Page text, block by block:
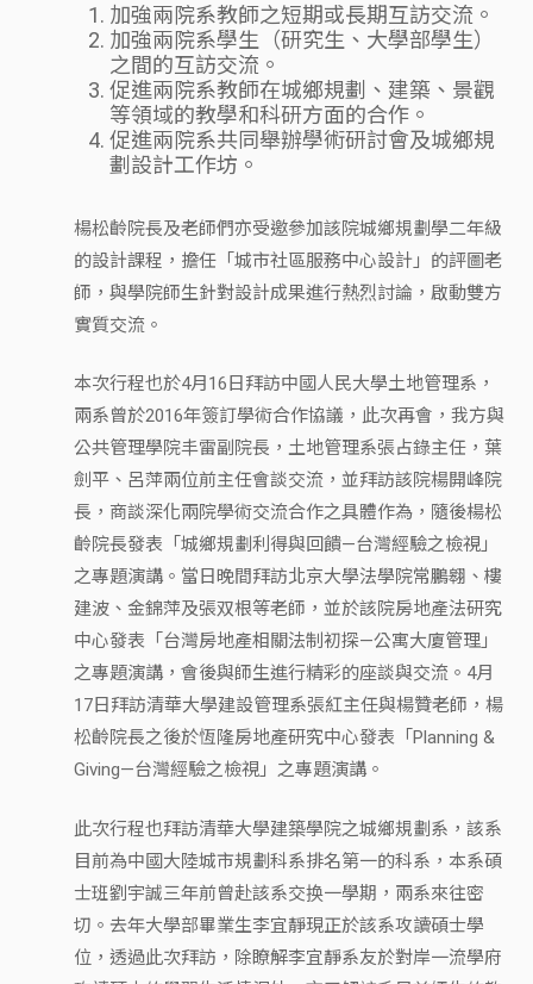
加強兩院系教師之短期或長期互訪交流。
加強兩院系學生（研究生、大學部學生）
之間的互訪交流。
促進兩院系教師在城鄉規劃、建築、景觀
等領域的教學和科研方面的合作。
促進兩院系共同舉辦學術研討會及城鄉規
劃設計工作坊。
楊松齡院長及老師們亦受邀參加該院城鄉規劃學二年級
的設計課程，擔任「城市社區服務中心設計」的評圖老
師，與學院師生針對設計成果進行熱烈討論，啟動雙方
實質交流。
本次行程也於4月16日拜訪中國人民大學土地管理系，
兩系曾於2016年簽訂學術合作協議，此次再會，我方與
公共管理學院丰雷副院長，土地管理系張占錄主任，葉
劍平、呂萍兩位前主任會談交流，並拜訪該院楊開峰院
長，商談深化兩院學術交流合作之具體作為，隨後楊松
齡院長發表「城鄉規劃利得與回饋—台灣經驗之檢視」
之專題演講。當日晚間拜訪北京大學法學院常鵬翱、樓
建波、金錦萍及張双根等老師，並於該院房地產法研究
中心發表「台灣房地產相關法制初探—公寓大廈管理」
之專題演講，會後與師生進行精彩的座談與交流。4月
17日拜訪清華大學建設管理系張紅主任與楊贊老師，楊
松齡院長之後於恆隆房地產研究中心發表「Planning &
Giving—台灣經驗之檢視」之專題演講。
此次行程也拜訪清華大學建築學院之城鄉規劃系，該系
目前為中國大陸城市規劃科系排名第一的科系，本系碩
士班劉宇誠三年前曾赴該系交换一學期，兩系來往密
切。去年大學部畢業生李宜靜現正於該系攻讀碩士學
位，透過此次拜訪，除瞭解李宜靜系友於對岸一流學府